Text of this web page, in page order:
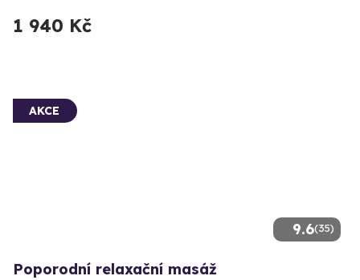
1 940 Kč
9.6(35)
AKCE
Poporodní relaxační masáž